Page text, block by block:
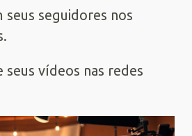
seus seguidores nos
seus vídeos nas redes